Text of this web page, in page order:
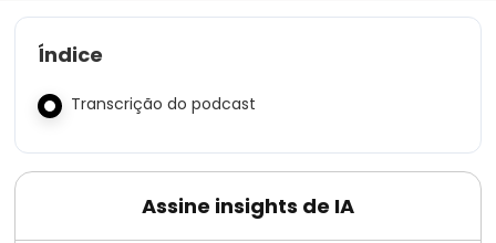
Índice
Transcrição do podcast
Assine insights de IA